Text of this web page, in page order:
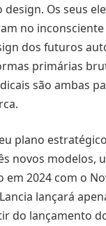
Os seus
no
dos futuros
primárias
são ambas
plano
novos modelos,
em 2024 com o
lançará
do lançamento